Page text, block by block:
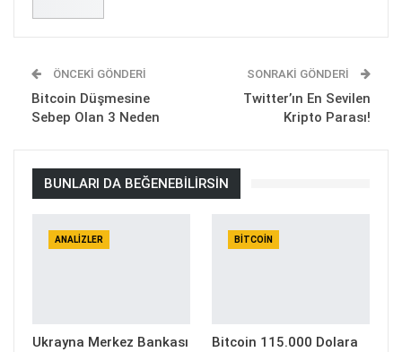
ÖNCEKI GÖNDERI
Bitcoin Düşmesine
Sebep Olan 3 Neden
SONRAKI GÖNDERI
Twitter’ın En Sevilen
Kripto Parası!
BUNLARI DA BEĞENEBILIRSIN
ANALIZLER
Ukrayna Merkez Bankası
BITCOIN
Bitcoin 115.000 Dolara